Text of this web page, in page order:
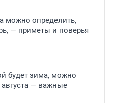
можно определить,
— приметы и поверья
будет зима, можно
августа — важные